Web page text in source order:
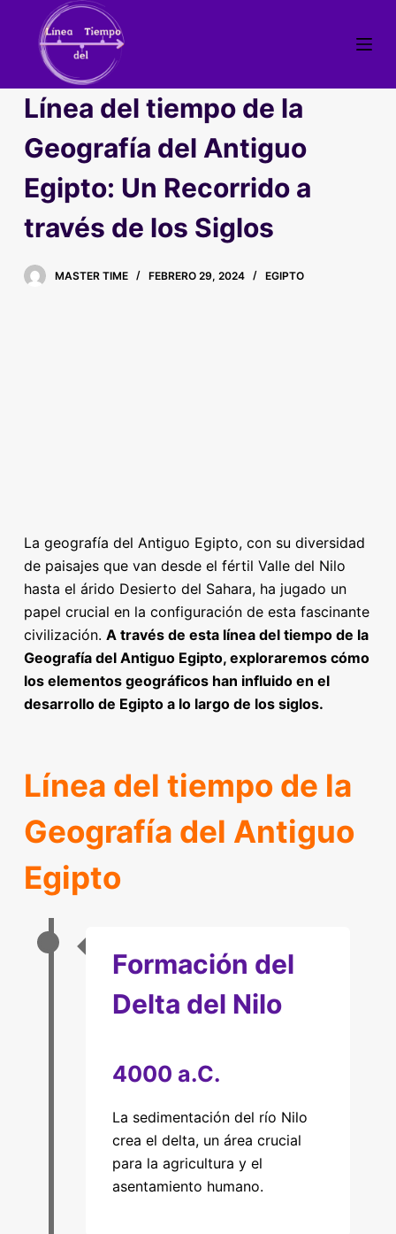
t
o
Línea del tiempo de la
Geografía del Antiguo
Egipto: Un Recorrido a
través de los Siglos
MASTER TIME FEBRERO 29, 2024 EGIPTO
La geografía del Antiguo Egipto, con su diversidad
de paisajes que van desde el fértil Valle del Nilo
hasta el árido Desierto del Sahara, ha jugado un
papel crucial en la configuración de esta fascinante
civilización. A través de esta línea del tiempo de la
Geografía del Antiguo Egipto, exploraremos cómo
los elementos geográficos han influido en el
desarrollo de Egipto a lo largo de los siglos.
Línea del tiempo de la
Geografía del Antiguo
Egipto
Formación del
Delta del Nilo
4000 a.C.
La sedimentación del río Nilo
crea el delta, un área crucial
para la agricultura y el
asentamiento humano.